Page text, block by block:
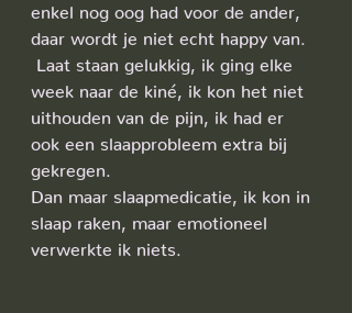
enkel nog oog had voor de ander,
daar wordt je niet echt happy van.
week naar de kiné, ik kon het niet
uithouden van de pijn, ik had er
ook een slaapprobleem extra bij
gekregen.
Dan maar slaapmedicatie, ik kon in
slaap raken, maar emotioneel
verwerkte ik niets.